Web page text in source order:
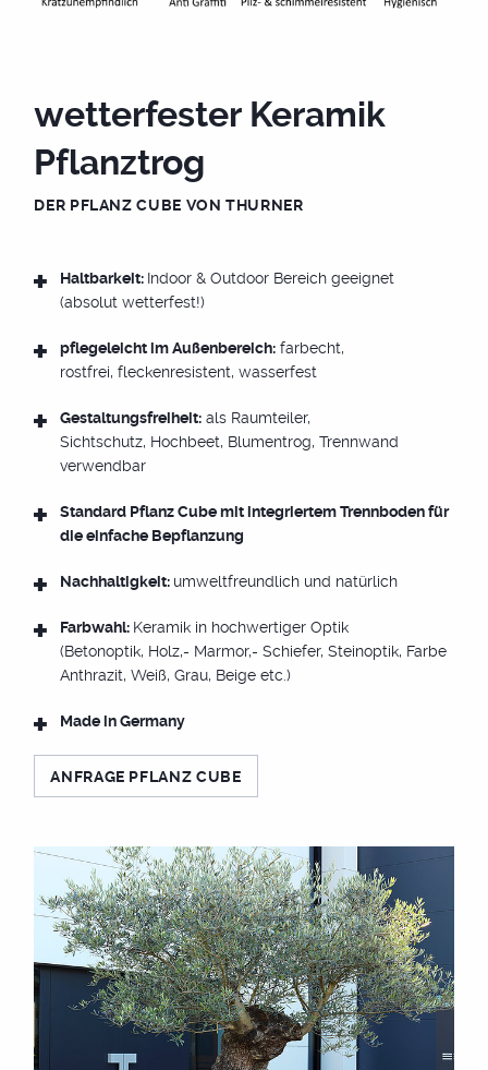
wetterfester Keramik
Pflanztrog
DER PFLANZ CUBE VON THURNER
Haltbarkeit: Indoor & Outdoor Bereich geeignet
(absolut wetterfest!)
pflegeleicht im Außenbereich: farbecht,
rostfrei, fleckenresistent, wasserfest
Gestaltungsfreiheit: als Raumteiler,
Sichtschutz, Hochbeet, Blumentrog, Trennwand
verwendbar
Standard Pflanz Cube mit integriertem Trennboden für
die einfache Bepflanzung
Nachhaltigkeit: umweltfreundlich und natürlich
Farbwahl: Keramik in hochwertiger Optik
(Betonoptik, Holz,- Marmor,- Schiefer, Steinoptik, Farbe
Anthrazit, Weiß, Grau, Beige etc.)
Made in Germany
ANFRAGE PFLANZ CUBE